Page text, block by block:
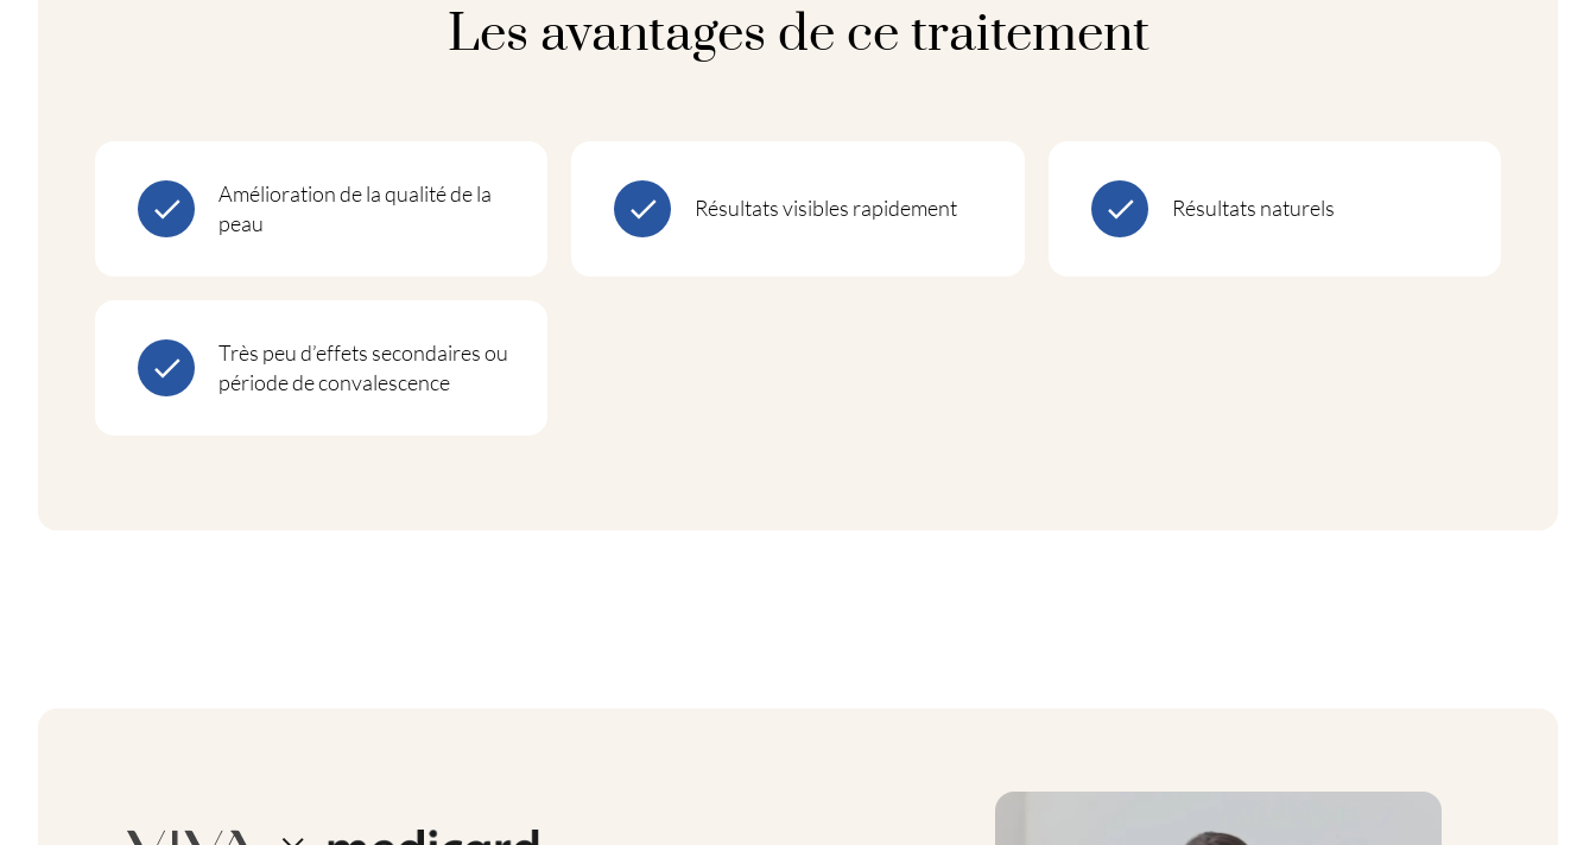
Les avantages de ce traitement
Amélioration de la qualité de la
peau
Résultats visibles rapidement Résultats naturels
Très peu d’effets secondaires ou
période de convalescence